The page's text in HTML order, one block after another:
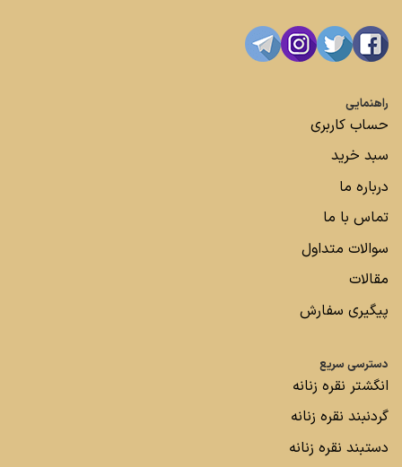
راهنمایی
حساب کاربری
سبد خرید
درباره ما
تماس با ما
سوالات متداول
مقالات
پیگیری سفارش
دسترسی سریع
انگشتر نقره زنانه
گردنبند نقره زنانه
دستبند نقره زنانه